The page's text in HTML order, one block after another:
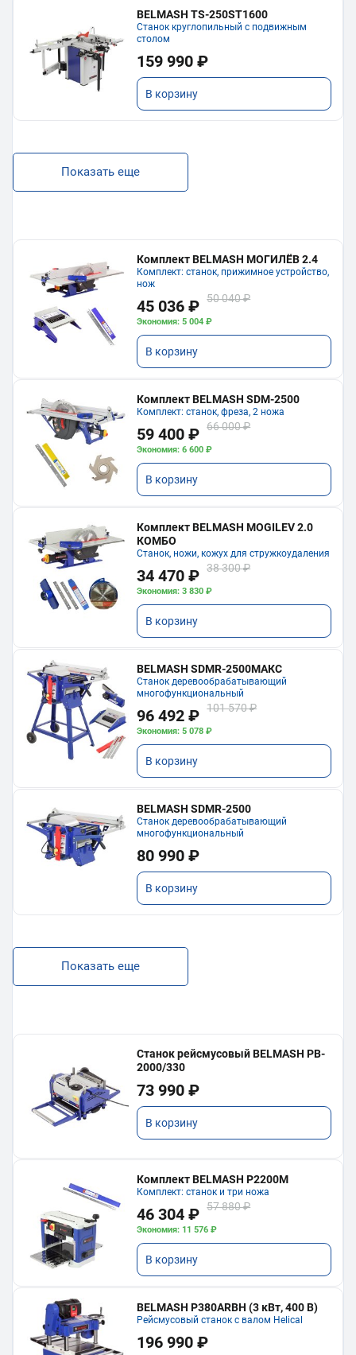
BELMASH TS-250ST1600
Станок круглопильный с подвижным
столом
159 990 ₽
В корзину
Показать еще
Комплект BELMASH МОГИЛЁВ 2.4
Комплект: станок, прижимное устройство,
нож
45 036 ₽ 50 040 ₽
Экономия: 5 004 ₽
В корзину
Комплект BELMASH SDM-2500
Комплект: станок, фреза, 2 ножа
59 400 ₽ 66 000 ₽
Экономия: 6 600 ₽
В корзину
Комплект BELMASH MOGILEV 2.0
КОМБО
Станок, ножи, кожух для стружкоудаления
34 470 ₽ 38 300 ₽
Экономия: 3 830 ₽
В корзину
BELMASH SDMR-2500МАКС
Станок деревообрабатывающий
многофункциональный
96 492 ₽ 101 570 ₽
Экономия: 5 078 ₽
В корзину
BELMASH SDMR-2500
Станок деревообрабатывающий
многофункциональный
80 990 ₽
В корзину
Показать еще
Станок рейсмусовый BELMASH PB-
2000/330
73 990 ₽
В корзину
Комплект BELMASH P2200M
Комплект: станок и три ножа
46 304 ₽ 57 880 ₽
Экономия: 11 576 ₽
В корзину
BELMASH P380ARBH (3 кВт, 400 В)
Рейсмусовый станок с валом Helical
196 990 ₽